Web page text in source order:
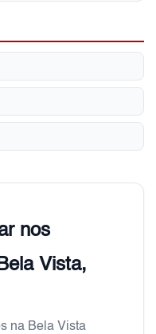
nos
Vista,
na Bela Vista